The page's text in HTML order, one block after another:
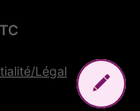
Légal